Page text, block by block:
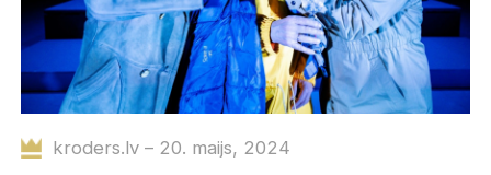
kroders.lv – 20. maijs, 2024